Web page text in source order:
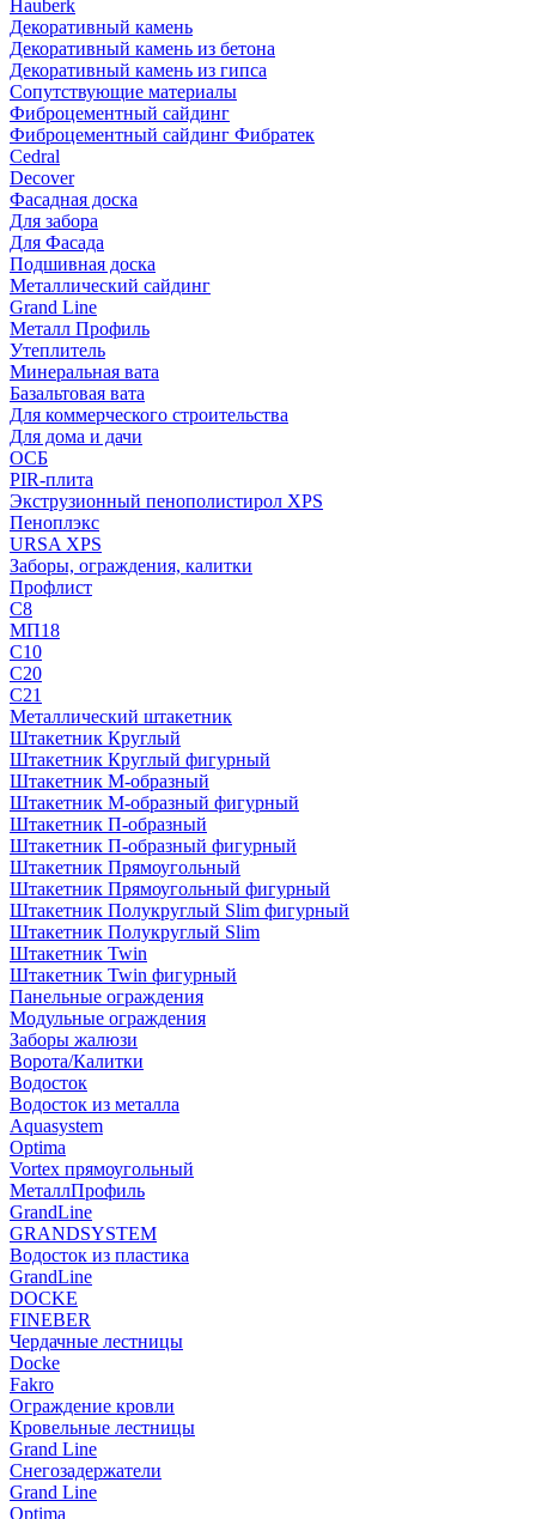
Hauberk
Декоративный камень
Декоративный камень из бетона
Декоративный камень из гипса
Сопутствующие материалы
Фиброцементный сайдинг
Фиброцементный сайдинг Фибратек
Cedral
Decover
Фасадная доска
Для забора
Для Фасада
Подшивная доска
Металлический сайдинг
Grand Line
Металл Профиль
Утеплитель
Минеральная вата
Базальтовая вата
Для коммерческого строительства
Для дома и дачи
ОСБ
PIR-плита
Экструзионный пенополистирол XPS
Пеноплэкс
URSA XPS
Заборы, ограждения, калитки
Профлист
С8
МП18
С10
С20
С21
Металлический штакетник
Штакетник Круглый
Штакетник Круглый фигурный
Штакетник М-образный
Штакетник М-образный фигурный
Штакетник П-образный
Штакетник П-образный фигурный
Штакетник Прямоугольный
Штакетник Прямоугольный фигурный
Штакетник Полукруглый Slim фигурный
Штакетник Полукруглый Slim
Штакетник Twin
Штакетник Twin фигурный
Панельные ограждения
Модульные ограждения
Заборы жалюзи
Ворота/Калитки
Водосток
Водосток из металла
Aquasystem
Optima
Vortex прямоугольный
МеталлПрофиль
GrandLine
GRANDSYSTEM
Водосток из пластика
GrandLine
DOCKE
FINEBER
Чердачные лестницы
Docke
Fakro
Ограждение кровли
Кровельные лестницы
Grand Line
Снегозадержатели
Grand Line
Optima